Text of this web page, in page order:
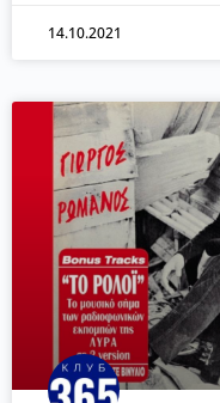
14.10.2021